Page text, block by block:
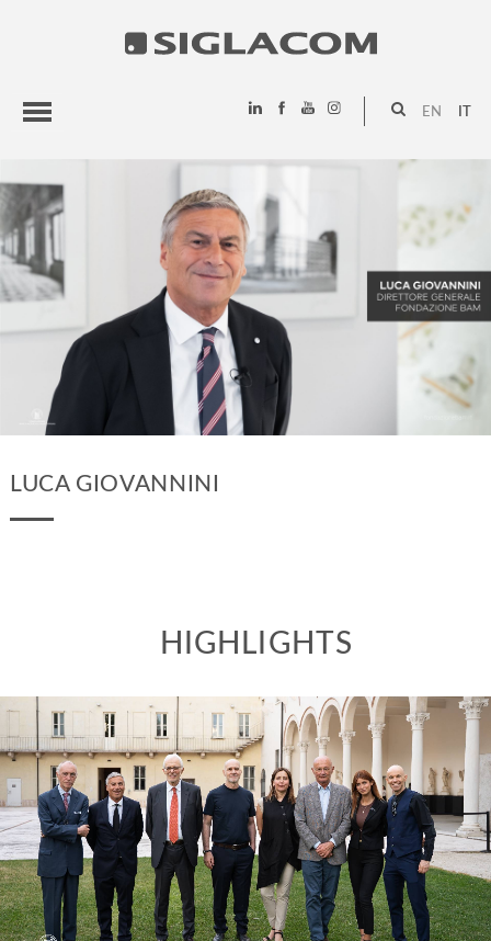
EN
PROGETTI
SIGLACOM
LUCA GIOVANNINI
HIGHLIGHTS